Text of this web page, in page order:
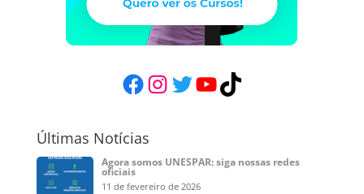
Facebook
Instagram
Twitter
YouTube
TikTok
Últimas Notícias
Agora somos UNESPAR: siga nossas redes
oficiais
11 de fevereiro de 2026